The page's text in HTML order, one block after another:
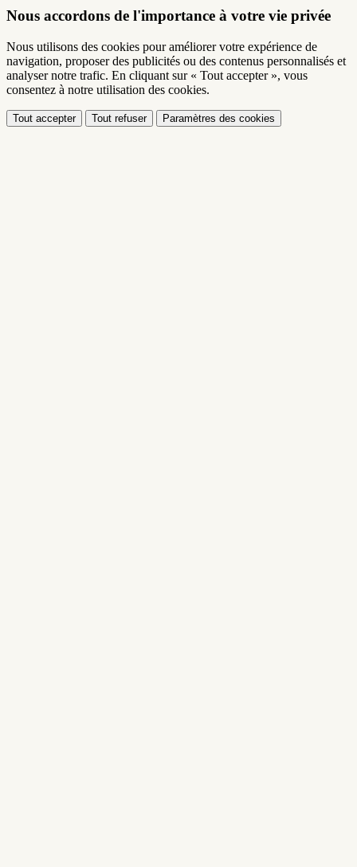
Nous accordons de l'importance à votre vie privée
Nous utilisons des cookies pour améliorer votre expérience de
navigation, proposer des publicités ou des contenus personnalisés et
analyser notre trafic. En cliquant sur « Tout accepter », vous
consentez à notre utilisation des cookies.
Tout accepter Tout refuser Paramètres des cookies